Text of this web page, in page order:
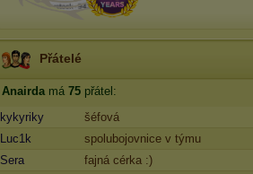
Přátelé
Anairdamá 75 přátel:
kykyriky
šéfová
Luc1k
spolubojovnice v týmu
Sera
fajná cérka :)